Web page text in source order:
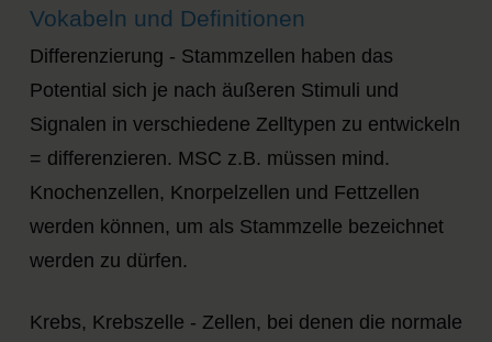
Vokabeln und Definitionen
Differenzierung - Stammzellen haben das
Potential sich je nach äußeren Stimuli und
Signalen in verschiedene Zelltypen zu entwickeln
= differenzieren. MSC z.B. müssen mind.
Knochenzellen, Knorpelzellen und Fettzellen
werden können, um als Stammzelle bezeichnet
werden zu dürfen.
Krebs, Krebszelle - Zellen, bei denen die normale